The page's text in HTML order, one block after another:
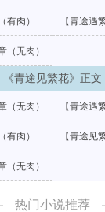
有肉）
（无肉）
《青途见繁花》正文
（无肉）
有肉） 【青途见
（无肉）
热门小说推荐